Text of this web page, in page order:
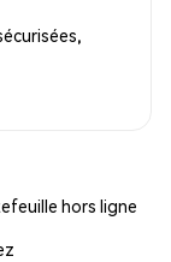
hors ligne